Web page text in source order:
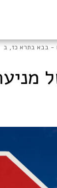
- בבא בתרא כז, ב